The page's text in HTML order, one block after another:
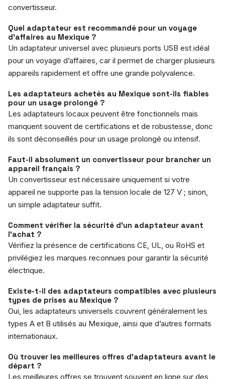
convertisseur.
Quel adaptateur est recommandé pour un voyage
d’affaires au Mexique ?
Un adaptateur universel avec plusieurs ports USB est idéal
pour un voyage d’affaires, car il permet de charger plusieurs
appareils rapidement et offre une grande polyvalence.
Les adaptateurs achetés au Mexique sont-ils fiables
pour un usage prolongé ?
Les adaptateurs locaux peuvent être fonctionnels mais
manquent souvent de certifications et de robustesse, donc
ils sont déconseillés pour un usage prolongé ou intensif.
Faut-il absolument un convertisseur pour brancher un
appareil français ?
Un convertisseur est nécessaire uniquement si votre
appareil ne supporte pas la tension locale de 127 V ; sinon,
un simple adaptateur suffit.
Comment vérifier la sécurité d’un adaptateur avant
l’achat ?
Vérifiez la présence de certifications CE, UL, ou RoHS et
privilégiez les marques reconnues pour garantir la sécurité
électrique.
Existe-t-il des adaptateurs compatibles avec plusieurs
types de prises au Mexique ?
Oui, les adaptateurs universels couvrent généralement les
types A et B utilisés au Mexique, ainsi que d’autres formats
internationaux.
Où trouver les meilleures offres d’adaptateurs avant le
départ ?
Les meilleures offres se trouvent souvent en ligne sur des